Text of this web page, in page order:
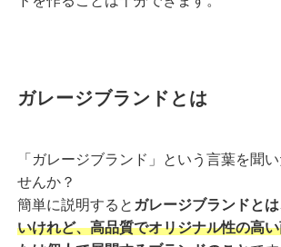
ガレージブランドとは
「ガレージブランド」という言葉を聞
せんか？
簡単に説明すると ガレージブランドとは
いけれど、高品質でオリジナル性の高